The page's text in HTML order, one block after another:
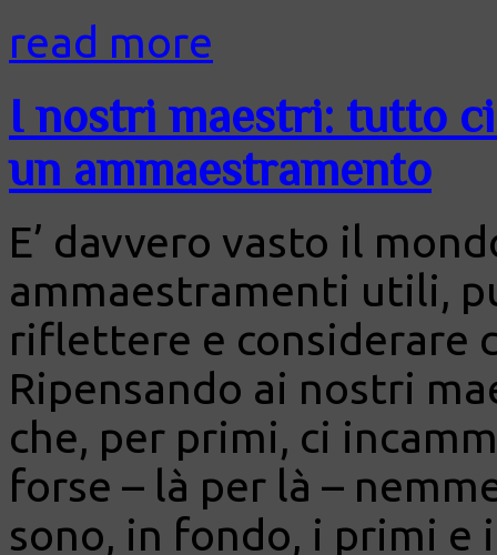
read more
I nostri maestri: tutto
un ammaestramento
E’ davvero vasto il
ammaestramenti utili,
riflettere e considerare
Ripensando ai nostri
che, per primi, ci
forse – là per là –
sono, in fondo, i primi